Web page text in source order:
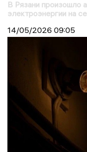
В Рязани произошло
электроэнергии на
14/05/2026 09:05